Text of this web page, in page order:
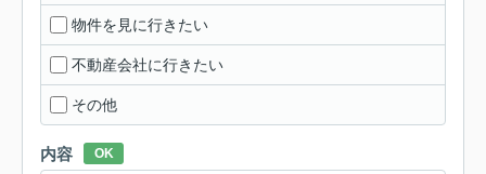
物件を見に行きたい
不動産会社に行きたい
その他
内容 OK